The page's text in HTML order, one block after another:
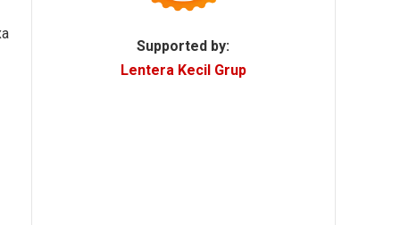
Supported by:
Lentera Kecil Grup